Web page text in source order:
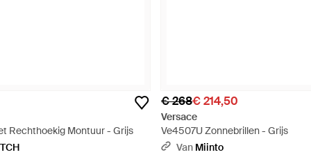
Rechthoekig Montuur - Grijs
€ 268€ 214,50
Versace
Ve4507U Zonnebrillen - Grijs
Van Miinto